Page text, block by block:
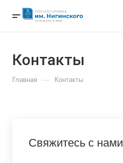
Контакты
Главная — Контакты
Свяжитесь с нами